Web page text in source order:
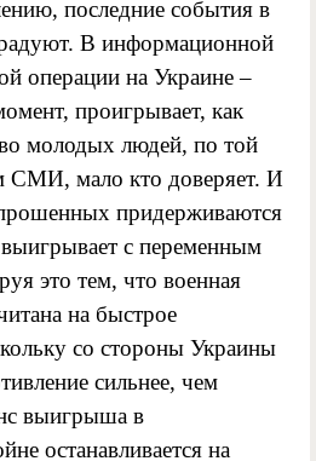
последние события в
В информационной
операции на Украине –
проигрывает, как
молодых людей, по той
СМИ, мало кто доверяет. И
придерживаются
с переменным
это тем, что военная
на быстрое
со стороны Украины
сильнее, чем
выигрыша в
останавливается на